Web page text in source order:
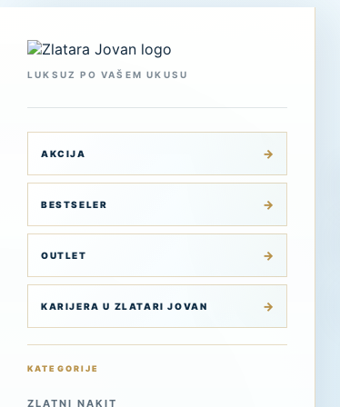
LUKSUZ PO VAŠEM UKUSU
AKCIJA
BESTSELER
OUTLET
KARIJERA U ZLATARI JOVAN
KATEGORIJE
ZLATNI NAKIT